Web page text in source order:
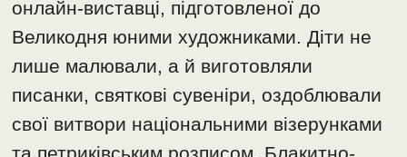
онлайн-виставці, підготовленої до
Великодня юними художниками. Діти не
лише малювали, а й виготовляли
писанки, святкові сувеніри, оздоблювали
свої витвори національними візерунками